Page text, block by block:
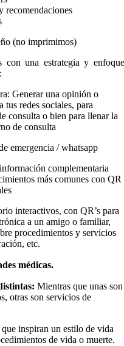
recomendaciones
(no imprimimos)
con una estrategia y enfoque
Generar una opinión o
tus redes sociales, para
consulta o bien para llenar la
de consulta
emergencia / whatsapp
complementaria
más comunes con QR
interactivos, con QR’s para
a un amigo o familiar,
procedimientos y servicios
etc.
médicas.
Mientras que unas son
otras son servicios de
inspiran un estilo de vida
de vida o muerte.